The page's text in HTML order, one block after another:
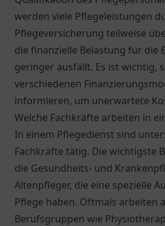
werden viele Pflegeleistungen
Pflegeversicherung teilweise
die finanzielle Belastung für die
geringer ausfällt. Es ist wichtig,
verschiedenen
informieren, um unerwartete
Welche Fachkräfte arbeiten in
In einem Pflegedienst sind
Fachkräfte tätig. Die wichtigste
die Gesundheits- und
Altenpfleger, die eine spezielle
Pflege haben. Oftmals arbeiten
Berufsgruppen wie